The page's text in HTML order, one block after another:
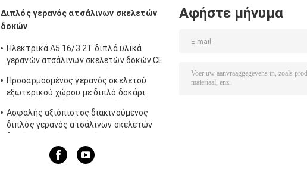
Διπλός γερανός ατσάλινων σκελετών
δοκών
Ηλεκτρικά A5 16/3.2T διπλά υλικά
γερανών ατσάλινων σκελετών δοκών CE
Προσαρμοσμένος γερανός σκελετού
εξωτερικού χώρου με διπλό δοκάρι
Ασφαλής αξιόπιστος διακινούμενος
διπλός γερανός ατσάλινων σκελετών
χαμηλού θορύβου
Αφήστε μήνυμα